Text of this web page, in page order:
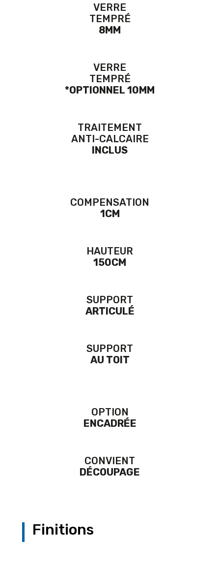
VERRE
TEMPRÉ
8MM
VERRE
TEMPRÉ
*OPTIONNEL 10MM
TRAITEMENT
ANTI-CALCAIRE
INCLUS
COMPENSATION
1CM
HAUTEUR
150CM
SUPPORT
ARTICULÉ
SUPPORT
AU TOIT
OPTION
ENCADRÉE
CONVIENT
DÉCOUPAGE
Finitions